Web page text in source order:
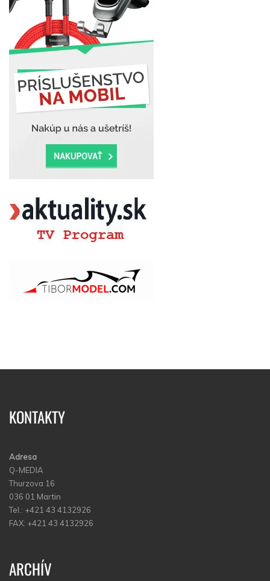
KONTAKTY
Adresa
Q-MEDIA
Thurzova 16
036 01 Martin
Tel.: +421 43 4132926
FAX: +421 43 4132926
ARCHÍV